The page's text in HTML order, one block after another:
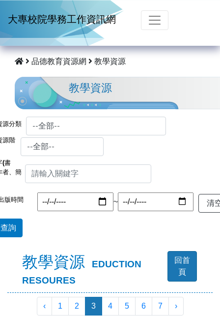
大專校院學務工作資訊網
品德教育資源網 教學資源
教學資源
源分類
源階
(書
者、簡
版時間 ~
查詢
教學資源
EDUCTION
RESOURES
回首
頁
‹ 1 2 3 4 5 6 7 ›